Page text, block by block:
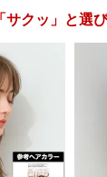
サクッ」と選